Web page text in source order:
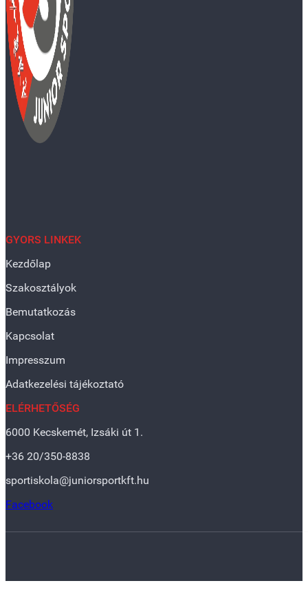
GYORS LINKEK
Kezdőlap
Szakosztályok
Bemutatkozás
Kapcsolat
Impresszum
Adatkezelési tájékoztató
ELÉRHETŐSÉG
6000 Kecskemét, Izsáki út 1.
+36 20/350-8838
sportiskola@juniorsportkft.hu
Facebook